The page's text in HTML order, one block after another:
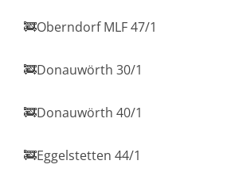
🚒Oberndorf MLF 47/1
🚒Donauwörth 30/1
🚒Donauwörth 40/1
🚒Eggelstetten 44/1